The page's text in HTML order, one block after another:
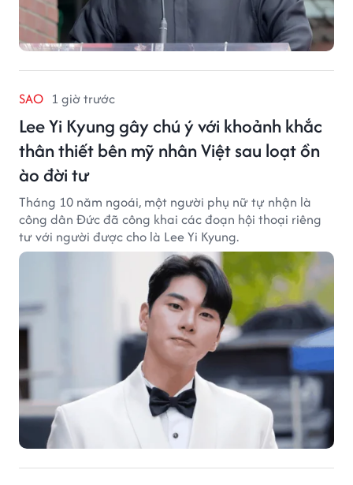
SAO 1 giờ trước
Lee Yi Kyung gây chú ý với khoảnh khắc
thân thiết bên mỹ nhân Việt sau loạt ồn
ào đời tư
Tháng 10 năm ngoái, một người phụ nữ tự nhận là
công dân Đức đã công khai các đoạn hội thoại riêng
tư với người được cho là Lee Yi Kyung.